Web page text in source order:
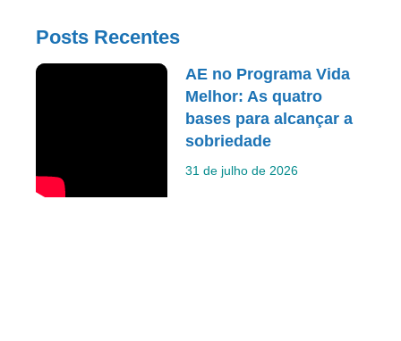
Posts Recentes
AE no Programa Vida
Melhor: As quatro
bases para alcançar a
sobriedade
31 de julho de 2026